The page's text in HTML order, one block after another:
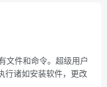
文件和命令。超级用户
行诸如安装软件，更改